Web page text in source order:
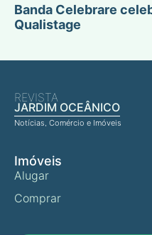
Banda Celebrare
Qualistage
REVISTA
JARDIM OCEÂNICO
Notícias, Comércio e Imóveis
Imóveis
Alugar
Comprar